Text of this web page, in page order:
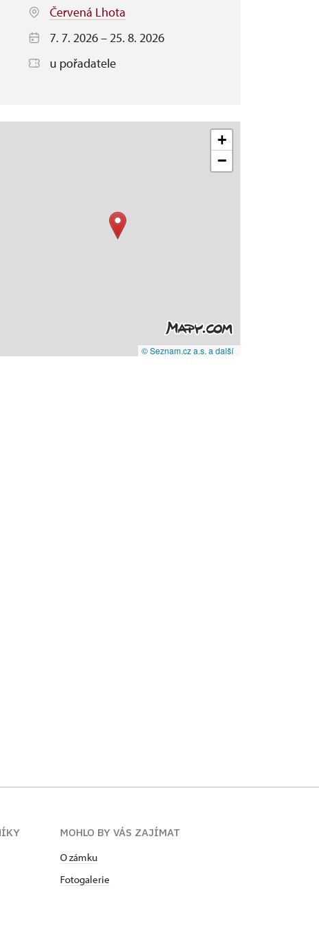
Červená Lhota
7. 7. 2026 – 25. 8. 2026
u pořadatele
+
−
© Seznam.cz a.s. a další
MOHLO BY VÁS ZAJÍMAT
O zámku
Fotogalerie